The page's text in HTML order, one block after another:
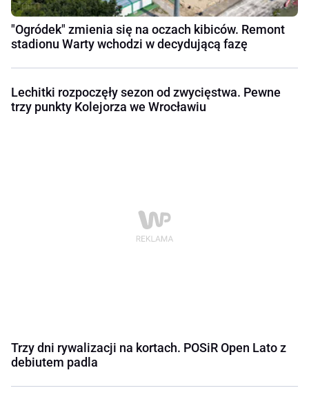
"Ogródek" zmienia się na oczach kibiców. Remont
stadionu Warty wchodzi w decydującą fazę
Lechitki rozpoczęły sezon od zwycięstwa. Pewne
trzy punkty Kolejorza we Wrocławiu
Trzy dni rywalizacji na kortach. POSiR Open Lato z
debiutem padla